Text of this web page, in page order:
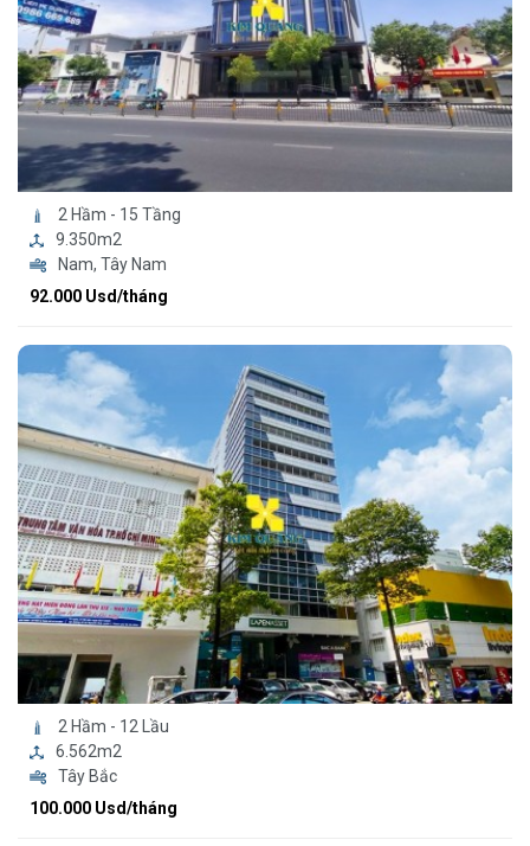
2 Hầm - 15 Tầng
9.350m2
Nam, Tây Nam
92.000 Usd/tháng
2 Hầm - 12 Lầu
6.562m2
Tây Bắc
100.000 Usd/tháng